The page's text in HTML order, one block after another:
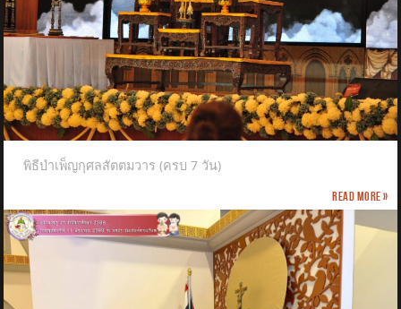
พิธีบำเพ็ญกุศลสัตตมวาร (ครบ 7 วัน)
Read more »